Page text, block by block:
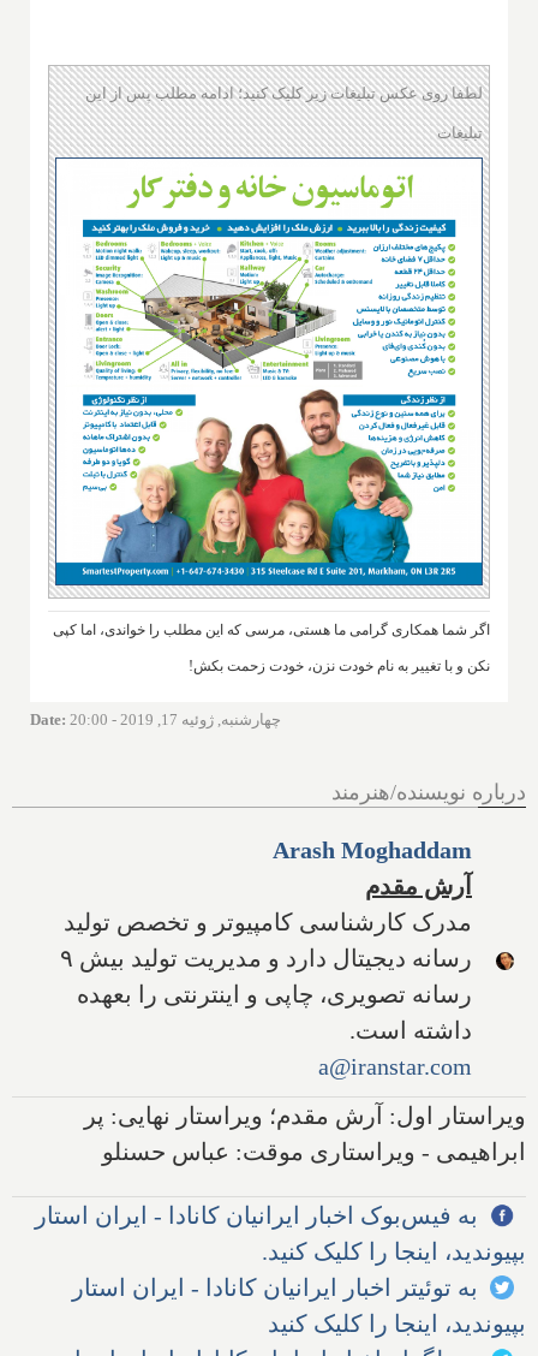
لطفا روی عکس تبلیغات زیر کلیک کنید؛ ادامه مطلب پس از این
تبلیغات
اگر شما همکاری گرامی ما هستی، مرسی که این مطلب را خواندی، اما کپی
نکن و با تغییر به نام خودت نزن، خودت زحمت بکش!
Date: چهارشنبه, ژوئیه 17, 2019 - 20:00
درباره نویسنده/هنرمند
Arash Moghaddam
آرش مقدم
مدرک کارشناسی کامپیوتر و تخصص تولید
رسانه دیجیتال دارد و مدیریت تولید بیش ۹
رسانه تصویری، چاپی و اینترنتی را بعهده
داشته است.
a@iranstar.com
ویراستار اول: آرش مقدم؛ ویراستار نهایی: پر
ابراهیمی - ویراستاری موقت: عباس حسنلو
به فیس‌بوک اخبار ایرانیان کانادا - ایران استار
بپیوندید، اینجا را کلیک کنید.
به توئیتر اخبار ایرانیان کانادا - ایران استار
بپیوندید، اینجا را کلیک کنید